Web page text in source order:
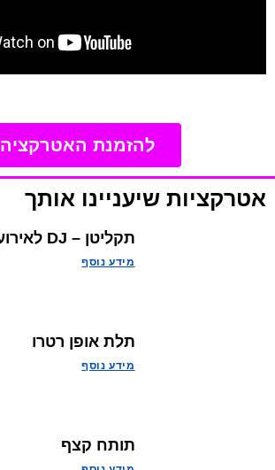
להזמנת האטרקציה
אטרקציות שיעניינו אותך
תקליטן – DJ לאירועים
מידע נוסף
תלת אופן רטרו
מידע נוסף
תותח קצף